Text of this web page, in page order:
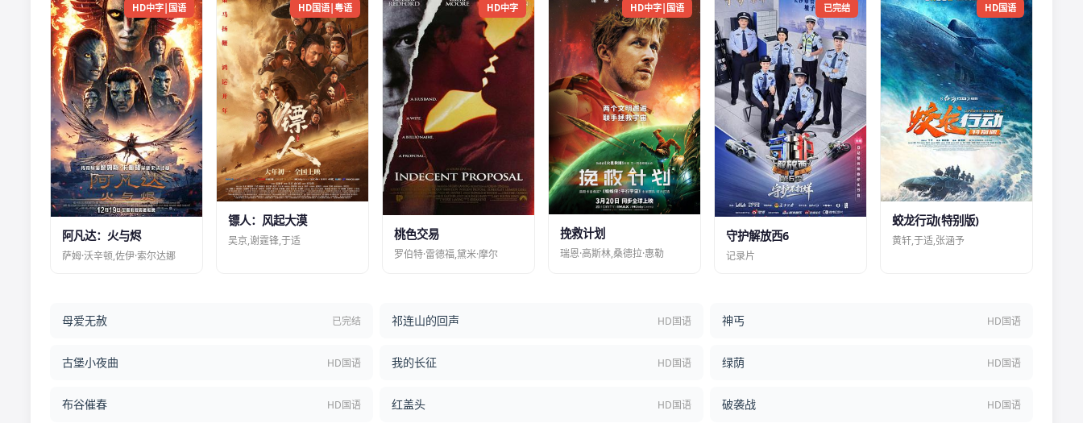
HD中字|国语
阿凡达：火与烬
萨姆·沃辛顿,佐伊·索尔达娜
HD国语|粤语
镖人：风起大漠
吴京,谢霆锋,于适
HD中字
桃色交易
罗伯特·雷德福,黛米·摩尔
HD中字|国语
挽救计划
瑞恩·高斯林,桑德拉·惠勒
已完结
守护解放西6
记录片
HD国语
蛟龙行动(特别版)
黄轩,于适,张涵予
母爱无赦 已完结 祁连山的回声 HD国语 神丐 HD国语
古堡小夜曲 HD国语 我的长征 HD国语 绿荫 HD国语
布谷催春 HD国语 红盖头 HD国语 破袭战 HD国语